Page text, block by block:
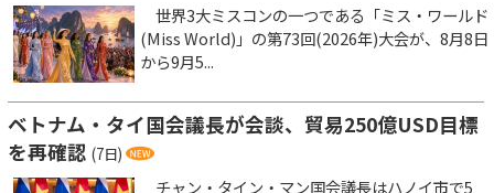
世界3大ミスコンの一つである「ミス・ワールド
(Miss World)」の第73回(2026年)大会が、8月8日
から9月5...
ベトナム・タイ国会議長が会談、貿易250億USD目標
を再確認 (7日)
チャン・タイン・マン国会議長はハノイ市で5